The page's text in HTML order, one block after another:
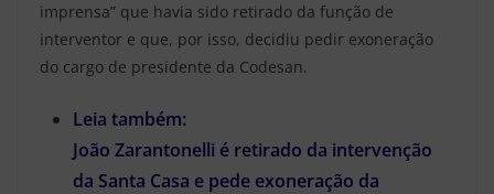
imprensa” que havia sido retirado da função de
interventor e que, por isso, decidiu pedir exoneração
do cargo de presidente da Codesan.
Leia também:
João Zarantonelli é retirado da intervenção
da Santa Casa e pede exoneração da